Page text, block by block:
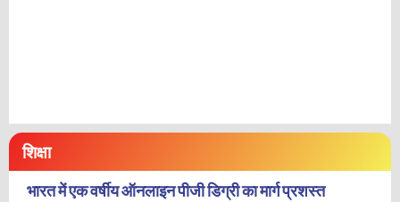
शिक्षा
भारत में एक वर्षीय ऑनलाइन पीजी डिग्री का मार्ग प्रशस्त